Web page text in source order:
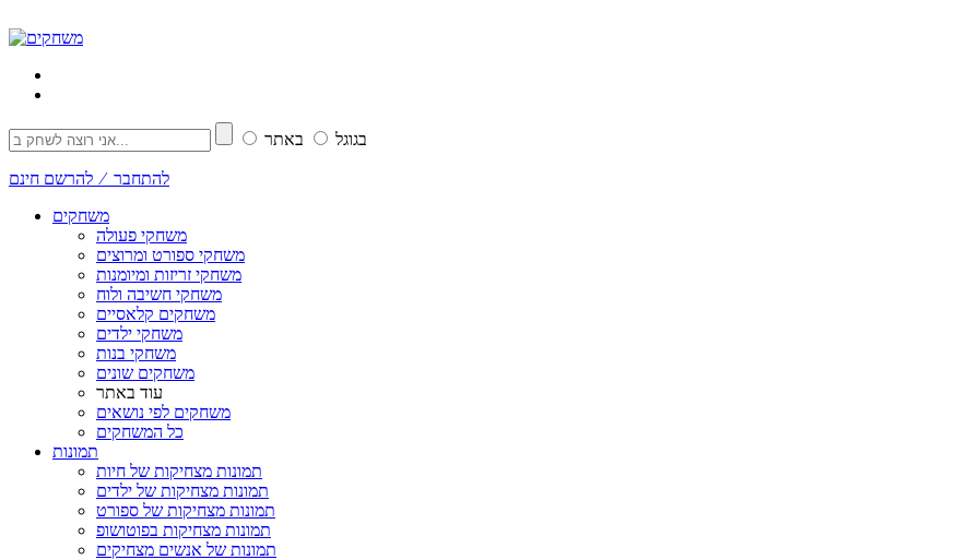
בגוגל באתר
להתחבר ⁄ להרשם חינם
משחקים
משחקי פעולה
משחקי ספורט ומרוצים
משחקי זריזות ומיומנות
משחקי חשיבה ולוח
משחקים קלאסיים
משחקי ילדים
משחקי בנות
משחקים שונים
עוד באתר
משחקים לפי נושאים
כל המשחקים
תמונות
תמונות מצחיקות של חיות
תמונות מצחיקות של ילדים
תמונות מצחיקות של ספורט
תמונות מצחיקות בפוטושופ
תמונות של אנשים מצחיקים